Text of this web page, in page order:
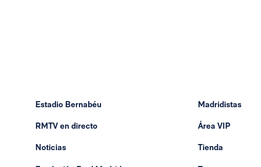
Estadio Bernabéu
RMTV en directo
Noticias
Madridistas
Área VIP
Tienda